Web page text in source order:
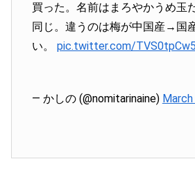
買った。名前はまろやかうめ玉
同じ。違うのは梅が中国産→国
い。 pic.twitter.com/
— かしの (@nomitarinaine)